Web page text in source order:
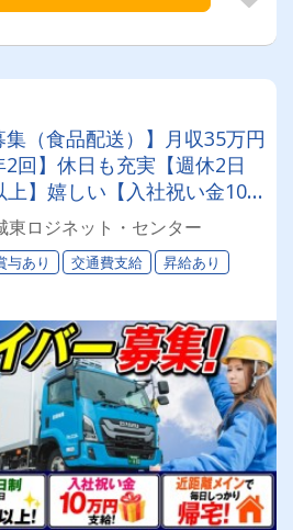
集（食品配送）】月収35万円
回】休日も充実【週休2日
】嬉しい【入社祝い金10
近距離メインで毎日しっか
経営優良法人企業認定】
制度二つ星獲得】の創業75
せんか？
東ロジネット・センター
与あり 交通費支給
昇給あり